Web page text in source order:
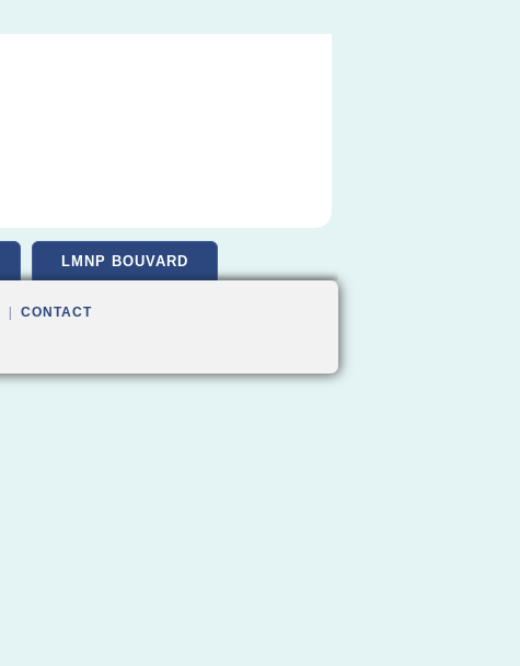
LMNP BOUVARD
CONTACT